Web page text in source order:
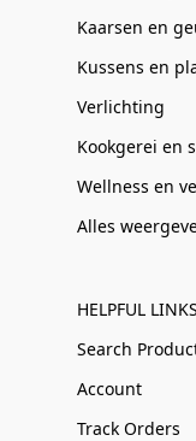
Kaarsen en
Kussens en
Verlichting
Kookgerei en
Wellness en
Alles
HELPFUL LINKS
Search
Account
Track Orders